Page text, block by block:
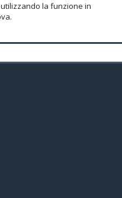
la funzione in